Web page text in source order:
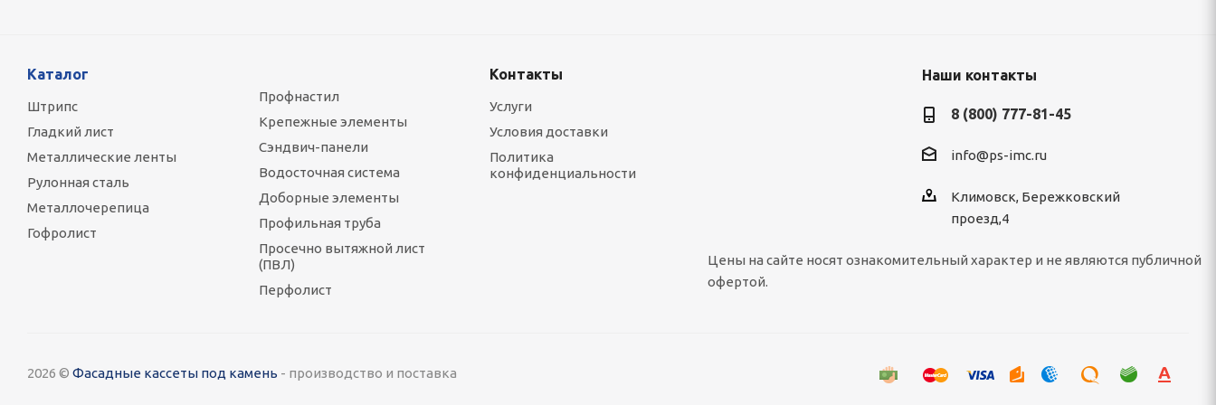
Каталог
Штрипс
Гладкий лист
Металлические ленты
Рулонная сталь
Металлочерепица
Гофролист
Профнастил
Крепежные элементы
Сэндвич-панели
Водосточная система
Доборные элементы
Профильная труба
Просечно вытяжной лист
(ПВЛ)
Перфолист
Контакты
Услуги
Условия доставки
Политика
конфиденциальности
Наши контакты
8 (800) 777-81-45
info@ps-imc.ru
Климовск, Бережковский
проезд,4
Цены на сайте носят ознакомительный характер и не являются публичной
офертой.
2026 © Фасадные кассеты под камень - производство и поставка